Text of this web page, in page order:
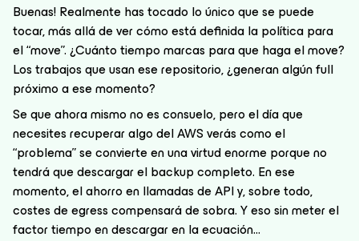
Buenas! Realmente has tocado lo único que se puede
tocar, más allá de ver cómo está definida la política para
el “move”. ¿Cuánto tiempo marcas para que haga el move?
Los trabajos que usan ese repositorio, ¿generan algún full
próximo a ese momento?
Se que ahora mismo no es consuelo, pero el día que
necesites recuperar algo del AWS verás como el
“problema” se convierte en una virtud enorme porque no
tendrá que descargar el backup completo. En ese
momento, el ahorro en llamadas de API y, sobre todo,
costes de egress compensará de sobra. Y eso sin meter el
factor tiempo en descargar en la ecuación...